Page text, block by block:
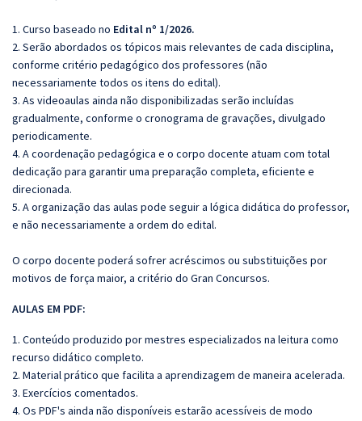
1. Curso baseado no Edital nº 1/2026.
2. Serão abordados os tópicos mais relevantes de cada disciplina,
conforme critério pedagógico dos professores (não
necessariamente todos os itens do edital).
3. As videoaulas ainda não disponibilizadas serão incluídas
gradualmente, conforme o cronograma de gravações, divulgado
periodicamente.
4. A coordenação pedagógica e o corpo docente atuam com total
dedicação para garantir uma preparação completa, eficiente e
direcionada.
5. A organização das aulas pode seguir a lógica didática do professor,
e não necessariamente a ordem do edital.
O corpo docente poderá sofrer acréscimos ou substituições por
motivos de força maior, a critério do Gran Concursos.
AULAS EM PDF:
1. Conteúdo produzido por mestres especializados na leitura como
recurso didático completo.
2. Material prático que facilita a aprendizagem de maneira acelerada.
3. Exercícios comentados.
4. Os PDF's ainda não disponíveis estarão acessíveis de modo